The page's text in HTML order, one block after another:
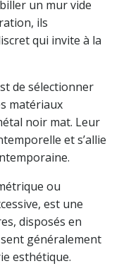
un mur vide
ils
qui invite à la
de sélectionner
matériaux
noir mat. Leur
et s’allie
ou
est une
disposés en
généralement
esthétique.